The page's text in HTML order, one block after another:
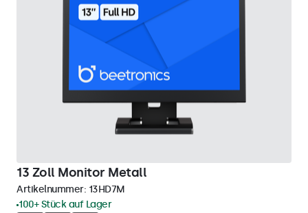
13 Zoll Monitor Metall
Artikelnummer: 13HD7M
100+ Stück auf Lager